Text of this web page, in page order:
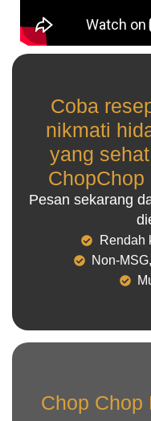
Coba
nikmati
yang
ChopChop
Pesan sekarang
Rendah
Non-
Chop Chop